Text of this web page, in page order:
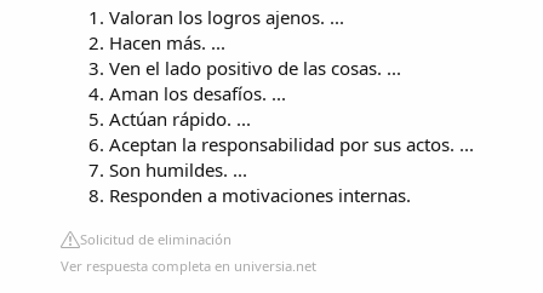
Valoran los logros ajenos. ...
Hacen más. ...
Ven el lado positivo de las cosas. ...
Aman los desafíos. ...
Actúan rápido. ...
Aceptan la responsabilidad por sus actos. ...
Son humildes. ...
Responden a motivaciones internas.
Solicitud de eliminación
Ver respuesta completa en universia.net